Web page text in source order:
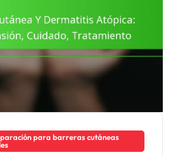
para barreras cutáneas